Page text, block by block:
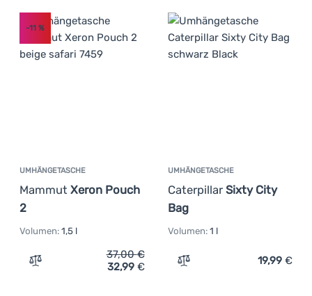
UMHÄNGETASCHE
Mammut Xeron Pouch
2
-11 %
Volumen: 1,5 l
Zum Vergleich 'Umhängetasche Mammut Xeron Pouch
37,00€
32,99 €
UMHÄNGETASCHE
Caterpillar Sixty City
Bag
Volumen: 1 l
Zum Vergleich
19,99 €